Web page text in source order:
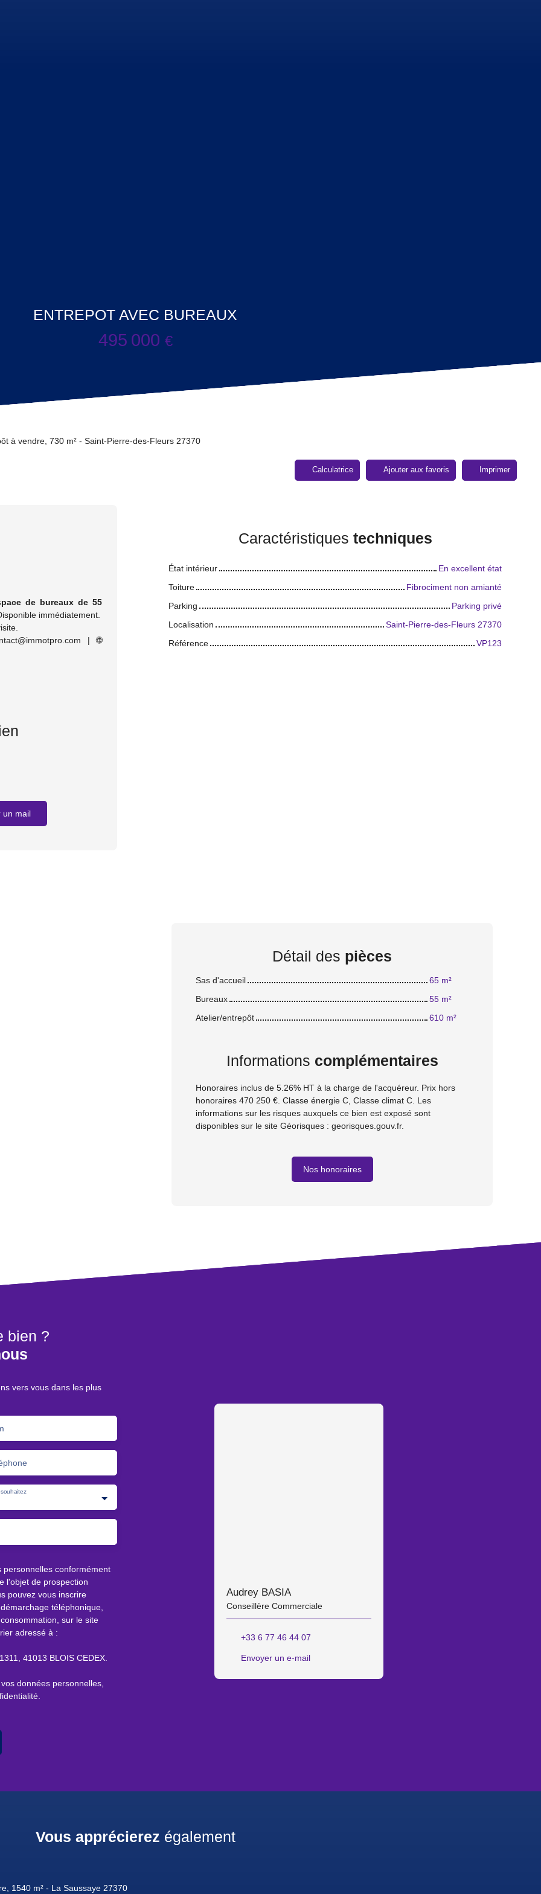
ENTREPOT AVEC BUREAUX
495 000 €
à vendre, 730 m² - Saint-Pierre-des-Fleurs 27370
Calculatrice Ajouter aux favoris Imprimer
de bureaux de 55
immédiatement.
| 🌐
un mail
Caractéristiques techniques
État intérieur
En excellent état
Toiture
Fibrociment non amianté
Parking
Parking privé
Localisation
Saint-Pierre-des-Fleurs 27370
Référence
VP123
Détail des pièces
Sas d'accueil
65 m²
Bureaux
55 m²
Atelier/entrepôt
610 m²
Informations complémentaires
Honoraires inclus de 5.26% HT à la charge de l'acquéreur. Prix hors
honoraires 470 250 €. Classe énergie C, Classe climat C. Les
informations sur les risques auxquels ce bien est exposé sont
disponibles sur le site Géorisques : georisques.gouv.fr.
Nos honoraires
bien ?
vers vous dans les plus
conformément
l'objet de prospection
pouvez vous inscrire
téléphonique,
sur le site
adressé à :
41013 BLOIS CEDEX.
données personnelles,
.
Audrey BASIA
Conseillère Commerciale
+33 6 77 46 44 07
Envoyer un e-mail
Vous apprécierez également